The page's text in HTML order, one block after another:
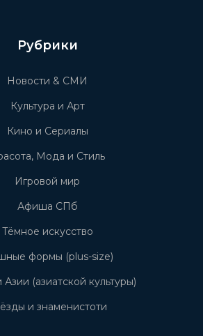
Рубрики
Новости & СМИ
Культура и Арт
Кино и Сериалы
Мода и Стиль
Игровой мир
Афиша СПб
Тёмное искусство
формы (plus-size)
Азии (азиатской культуры)
и знаменистоти